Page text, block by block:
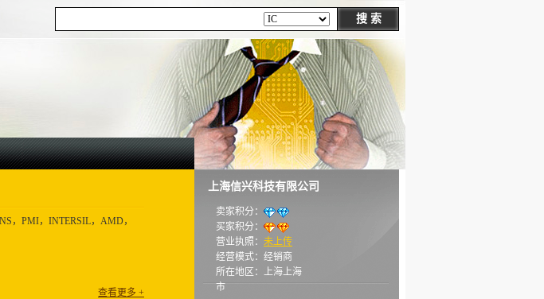
，PMI，INTERSIL，AMD，
查看更多 +
上海信兴科技有限公司
卖家积分：
买家积分：
营业执照： 未上传
经营模式：经销商
所在地区：上海上海
市